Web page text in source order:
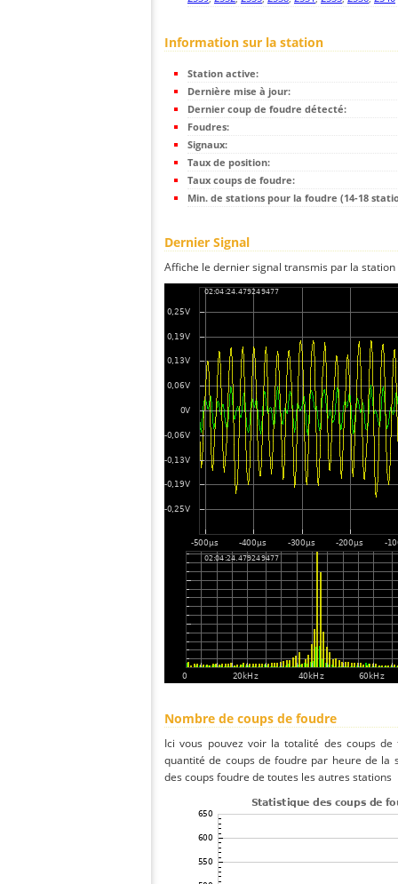
Information sur la station
Station active:
Dernière mise à jour:
Dernier coup de foudre détecté:
Foudres:
Signaux:
Taux de position:
Taux coups de foudre:
Min. de stations pour la foudre (14-18
Dernier Signal
Affiche le dernier signal transmis par la
Nombre de coups de foudre
Ici vous pouvez voir la totalité des coups
quantité de coups de foudre par heure de la
des coups foudre de toutes les autres stations